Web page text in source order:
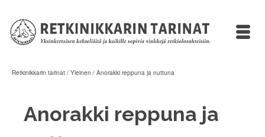
Retkinikkarin tarinat / Yleinen / Anorakki reppuna ja nuttuna
Anorakki reppuna ja